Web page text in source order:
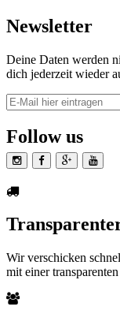
Newsletter
Deine Daten werden
dich jederzeit wieder
Follow us
Wir verschicken
mit einer